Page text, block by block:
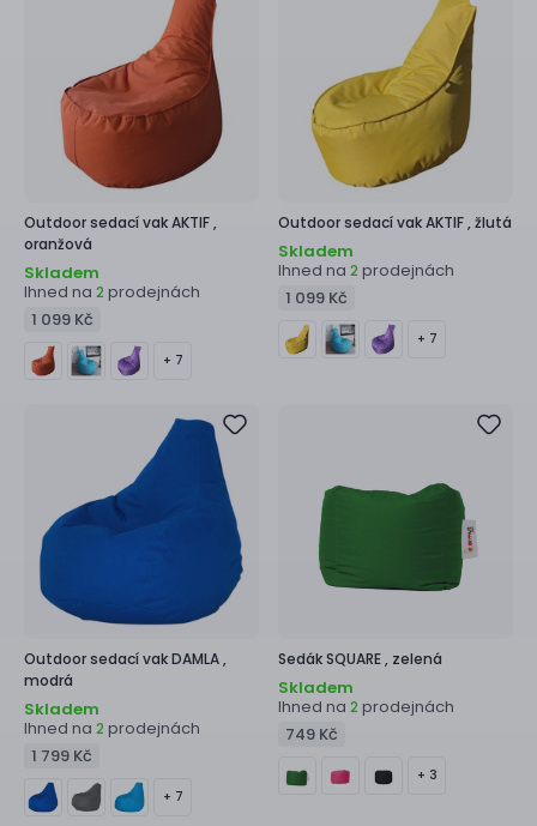
Outdoor sedací vakAKTIF ,
oranžová
Skladem
Ihned na 2 prodejnách
1 099 Kč
+ 7
Outdoor sedací vakAKTIF ,žlutá
Skladem
Ihned na 2 prodejnách
1 099 Kč
+ 7
Outdoor sedací vakDAMLA ,
modrá
Skladem
Ihned na 2 prodejnách
1 799 Kč
+ 7
SedákSQUARE , zelená
Skladem
Ihned na 2 prodejnách
749 Kč
+ 3